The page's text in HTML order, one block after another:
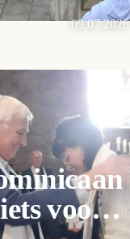
09.07.2026
voor